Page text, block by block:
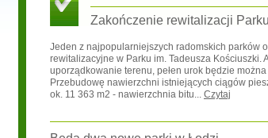
Zakończenie rewitalizacji
Jeden z najpopularniejszych radomskich parków
rewitalizacyjne w Parku im. Tadeusza
uporządkowanie terenu, pełen urok będzie
Przebudowę nawierzchni istniejących ciągów
ok. 11 363 m2 - nawierzchnia bitu... Czytaj